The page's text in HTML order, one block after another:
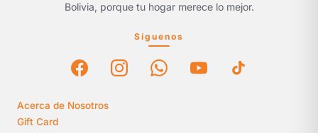
Bolivia, porque tu hogar merece lo mejor.
Síguenos
Acerca de Nosotros
Gift Card